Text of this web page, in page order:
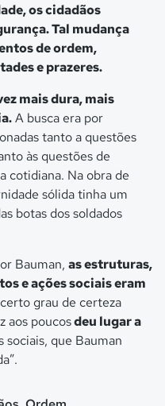
os cidadãos
Tal mudança
de ordem,
e prazeres.
mais dura, mais
A busca era por
tanto a questões
às questões de
cotidiana. Na obra de
sólida tinha um
botas dos soldados
Bauman, as estruturas,
e ações sociais eram
grau de certeza
aos poucosdeu lugar a
sociais, que Bauman